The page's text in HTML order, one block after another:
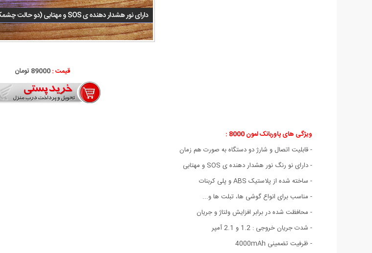
قیمت :89000 تومان
ویژگی های پاوربانک لمون 8000 :
- قابلیت اتصال و شارژ دو دستگاه به صورت هم زمان
- دارای نو رنگ نور هشدار دهنده ی SOS و مهتابی
- ساخته شده از پلاستیک ABS و پلی کربنات
- مناسب برای انواع گوشی ها، تبلت ها و...
- محافظت شده در برابر افزایش ولتاژ و جریان
- شدت جریان خروجی : 1.2 و 2.1 آمپر
- ظرفیت تضمینی 4000mAh